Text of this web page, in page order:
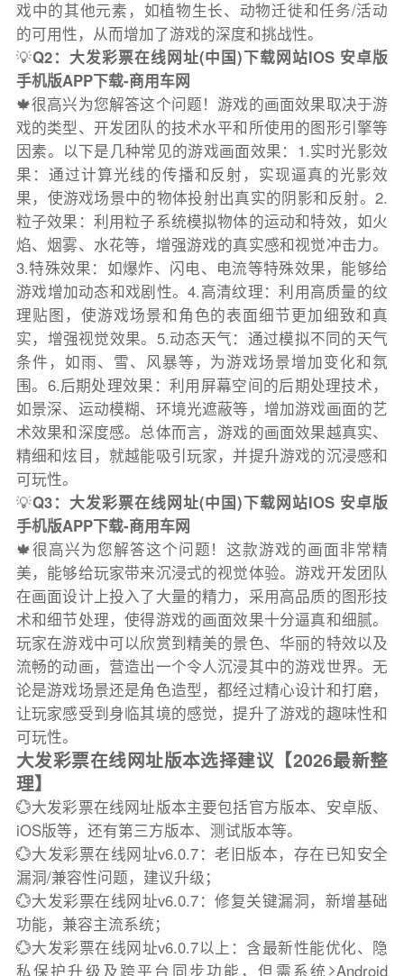
戏中的其他元素，如植物生长、动物迁徙和任务/活动
的可用性，从而增加了游戏的深度和挑战性。
💡Q2：大发彩票在线网址(中国)下载网站IOS 安卓版
手机版APP下载-商用车网
🍁很高兴为您解答这个问题！游戏的画面效果取决于游
戏的类型、开发团队的技术水平和所使用的图形引擎等
因素。以下是几种常见的游戏画面效果：1.实时光影效
果：通过计算光线的传播和反射，实现逼真的光影效
果，使游戏场景中的物体投射出真实的阴影和反射。2.
粒子效果：利用粒子系统模拟物体的运动和特效，如火
焰、烟雾、水花等，增强游戏的真实感和视觉冲击力。
3.特殊效果：如爆炸、闪电、电流等特殊效果，能够给
游戏增加动态和戏剧性。4.高清纹理：利用高质量的纹
理贴图，使游戏场景和角色的表面细节更加细致和真
实，增强视觉效果。5.动态天气：通过模拟不同的天气
条件，如雨、雪、风暴等，为游戏场景增加变化和氛
围。6.后期处理效果：利用屏幕空间的后期处理技术，
如景深、运动模糊、环境光遮蔽等，增加游戏画面的艺
术效果和深度感。总体而言，游戏的画面效果越真实、
精细和炫目，就越能吸引玩家，并提升游戏的沉浸感和
可玩性。
💡Q3：大发彩票在线网址(中国)下载网站IOS 安卓版
手机版APP下载-商用车网
🍁很高兴为您解答这个问题！这款游戏的画面非常精
美，能够给玩家带来沉浸式的视觉体验。游戏开发团队
在画面设计上投入了大量的精力，采用高品质的图形技
术和细节处理，使得游戏的画面效果十分逼真和细腻。
玩家在游戏中可以欣赏到精美的景色、华丽的特效以及
流畅的动画，营造出一个令人沉浸其中的游戏世界。无
论是游戏场景还是角色造型，都经过精心设计和打磨，
让玩家感受到身临其境的感觉，提升了游戏的趣味性和
可玩性。
大发彩票在线网址版本选择建议【2026最新整
理】
💮大发彩票在线网址版本主要包括官方版本、安卓版、
iOS版等，还有第三方版本、测试版本等。
💮大发彩票在线网址v6.0.7：老旧版本，存在已知安全
漏洞/兼容性问题，建议升级；
💮大发彩票在线网址v6.0.7：修复关键漏洞，新增基础
功能，兼容主流系统；
💮大发彩票在线网址v6.0.7以上：含最新性能优化、隐
私保护升级及跨平台同步功能，但需系统≥Android